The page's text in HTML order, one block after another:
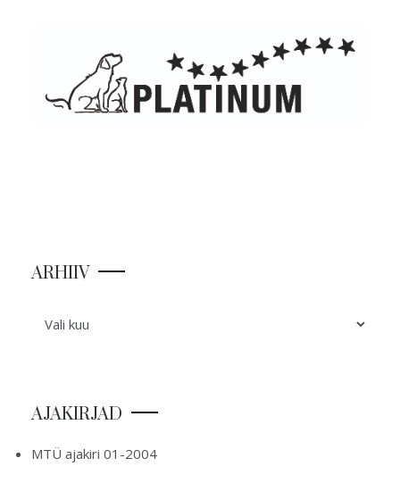
ARHIIV
AJAKIRJAD
MTÜ ajakiri 01-2004